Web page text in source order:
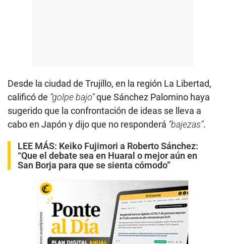
Desde la ciudad de Trujillo, en la región La Libertad,
calificó de “golpe bajo”que Sánchez Palomino haya
sugerido que la confrontación de ideas se lleva a
cabo en Japón y dijo que no responderá “bajezas”.
LEE MÁS: Keiko Fujimori a Roberto Sánchez:
“Que el debate sea en Huaral o mejor aún en
San Borja para que se sienta cómodo”